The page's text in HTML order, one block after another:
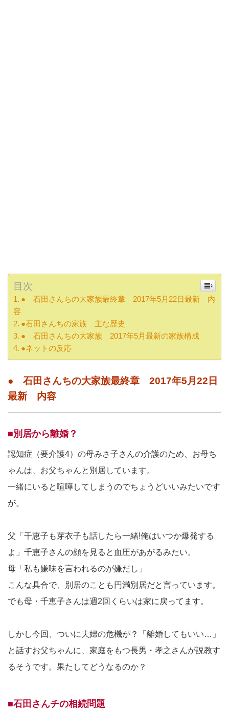
目次
● 石田さんちの大家族最終章 2017年5月22日最新 内
容
●石田さんちの家族 主な歴史
● 石田さんちの大家族 2017年5月最新の家族構成
●ネットの反応
● 石田さんちの大家族最終章 2017年5月22日
最新 内容
■別居から離婚？
認知症（要介護4）の母みさ子さんの介護のため、お母ち
ゃんは、お父ちゃんと別居しています。
一緒にいると喧嘩してしまうのでちょうどいいみたいです
が。
父「千恵子も芽衣子も話したら一緒!俺はいつか爆発する
よ」千恵子さんの顔を見ると血圧があがるみたい。
母「私も嫌味を言われるのが嫌だし」
こんな具合で、別居のことも円満別居だと言っています。
でも母・千恵子さんは週2回くらいは家に戻ってます。
しかし今回、ついに夫婦の危機が？「離婚してもいい…」
と話すお父ちゃんに、家庭をもつ長男・孝之さんが説教す
るそうです。果たしてどうなるのか？
■石田さんチの相続問題